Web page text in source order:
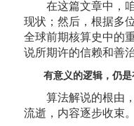
在这篇文章中，
现状；然后，根据多
全球前期核算史中的
说所期许的信赖和善
有意义的逻辑，仍
算法解说的根由
流逝，内容逐步收束。